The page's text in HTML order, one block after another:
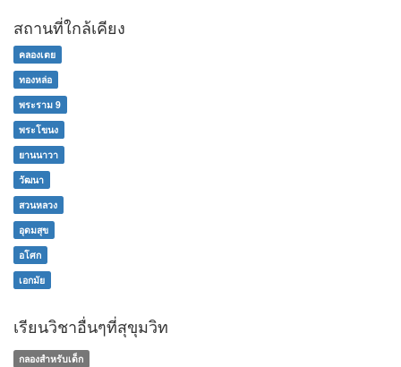
สถานที่ใกล้เคียง
คลองเตย
ทองหล่อ
พระราม 9
พระโขนง
ยานนาวา
วัฒนา
สวนหลวง
อุดมสุข
อโศก
เอกมัย
เรียนวิชาอื่นๆที่สุขุมวิท
กลองสำหรับเด็ก